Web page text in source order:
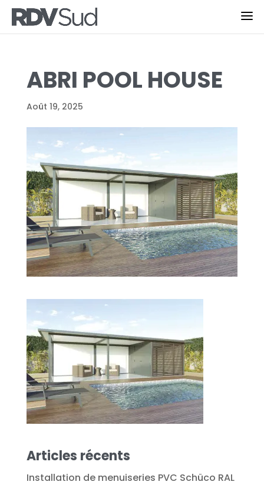
ABRI POOL HOUSE
Août 19, 2025
Articles récents
Installation de menuiseries PVC Schüco RAL